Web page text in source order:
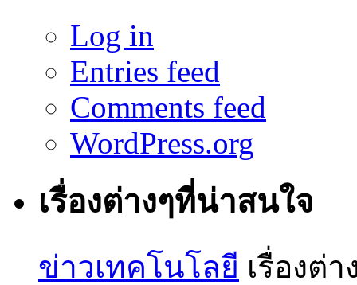
Log in
Entries feed
Comments feed
WordPress.org
เรื่องต่างๆที่น่าสนใจ
ข่าวเทคโนโลยี เรื่องต่